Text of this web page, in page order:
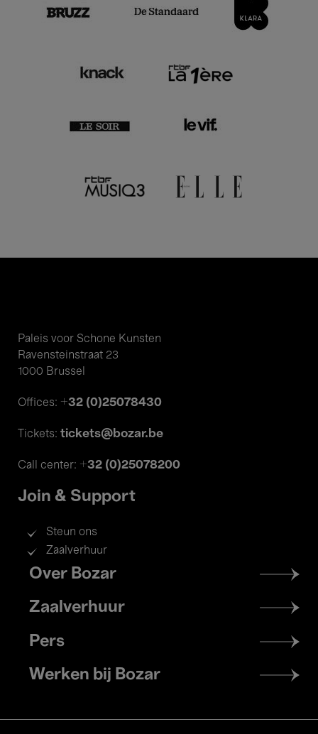
Paleis voor Schone Kunsten
Ravensteinstraat 23
1000 Brussel
Offices: +32 (0)25078430
Tickets: tickets@bozar.be
Call center: +32 (0)25078200
Join & Support
Steun ons
Zaalverhuur
Footer
menu
Over Bozar
Zaalverhuur
Pers
Werken bij Bozar